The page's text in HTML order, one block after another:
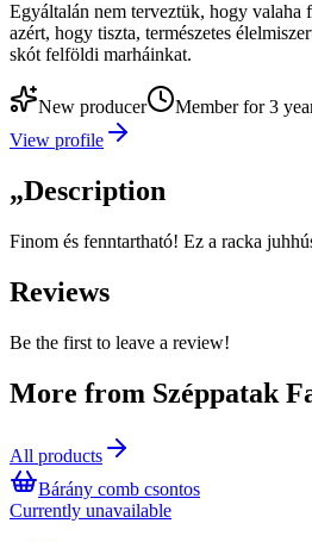
Egyáltalán nem terveztük, hogy valaha
azért, hogy tiszta, természetes
skót felföldi marháinkat.
New producer
Member for 3
View profile
„Description
Finom és fenntartható! Ez a racka
Reviews
Be the first to leave a review!
More from Széppatak
All products
Bárány comb csontos
Currently unavailable